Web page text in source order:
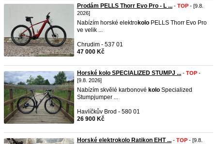
Prodám PELLS Thorr Evo Pro - L ... - TOP - [9.8.
2026]
Nabízím horské elektrokolo PELLS Thorr Evo Pro
ve velik ...
Chrudim - 537 01
47 000 Kč
Horské kolo SPECIALIZED STUMPJ ... - TOP -
[9.8. 2026]
Nabízím skvělé karbonové kolo Specialized
Stumpjumper ...
Havlíčkův Brod - 580 01
26 900 Kč
Horské elektrokolo Ratikon EHT ... - TOP - [9.8.